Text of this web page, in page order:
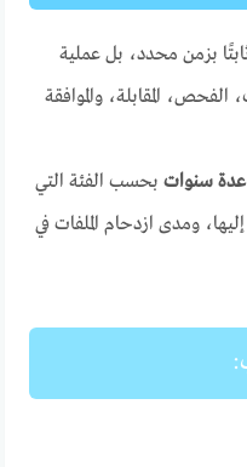
بزمن محدد، بل عملية
المقابلة، والموافقة
عدة سنوات بحسب الفئة التي
ومدى ازدحام الملفات في